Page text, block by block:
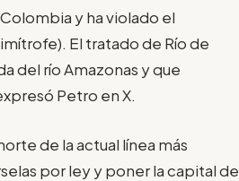
y ha violado el
El tratado de Río de
del río Amazonas y que
Petro en X.
de la actual línea más
por ley y poner la capital de